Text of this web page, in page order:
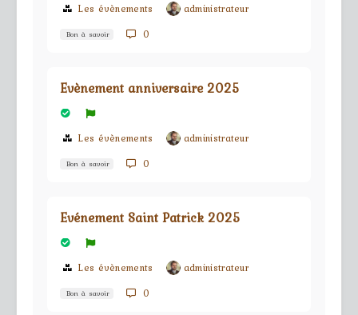
Les évènements administrateur
Bon à savoir 0
Evènement anniversaire 2025
Les évènements administrateur
Bon à savoir 0
Evénement Saint Patrick 2025
Les évènements administrateur
Bon à savoir 0